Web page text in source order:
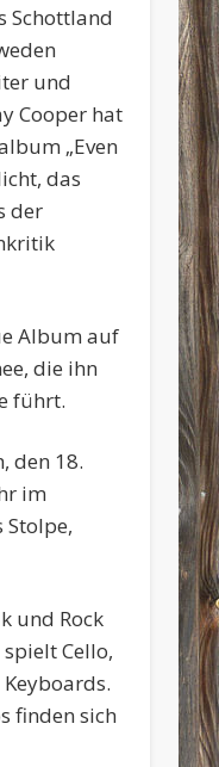
Schottland
und
Cooper hat
„Even
das
der
Album auf
die ihn
führt.
den 18.
im
Stolpe,
und Rock
Cello,
finden sich